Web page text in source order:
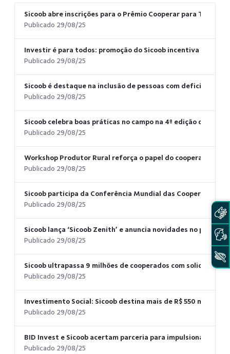
Sicoob abre inscrições para o Prêmio Cooperar para
Publicado 29/08/25
Investir é para todos: promoção do Sicoob incentiva o
Publicado 29/08/25
Sicoob é destaque na inclusão de pessoas com deficiência,
Publicado 29/08/25
Sicoob celebra boas práticas no campo na 4º edição do
Publicado 29/08/25
Workshop Produtor Rural reforça o papel do
Publicado 29/08/25
Sicoob participa da Conferência Mundial das Cooperativas
Publicado 29/08/25
Sicoob lança ‘Sicoob Zenith’ e anuncia novidades no
Publicado 29/08/25
Sicoob ultrapassa 9 milhões de cooperados com solidez e
Publicado 29/08/25
Investimento Social: Sicoob destina mais de R$ 550 milhões
Publicado 29/08/25
BID Invest e Sicoob acertam parceria para impulsionar a
Publicado 29/08/25